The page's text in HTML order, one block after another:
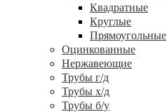
Квадратные
Круглые
Прямоугольные
Оцинкованные
Нержавеющие
Трубы г/д
Трубы х/д
Трубы б/у